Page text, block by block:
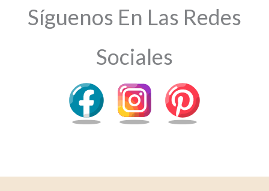
Síguenos En Las Redes
Sociales